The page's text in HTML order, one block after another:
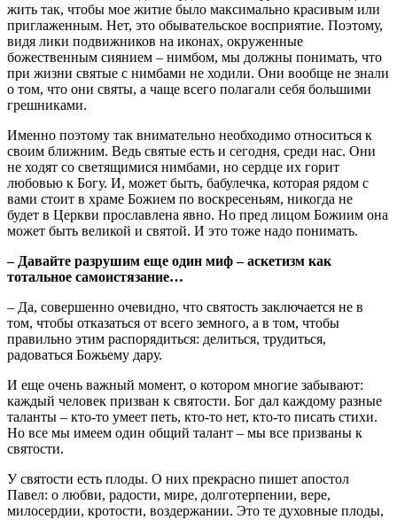
жить так, чтобы мое житие было максимально красивым или
приглаженным. Нет, это обывательское восприятие. Поэтому,
видя лики подвижников на иконах, окруженные
божественным сиянием – нимбом, мы должны понимать, что
при жизни святые с нимбами не ходили. Они вообще не знали
о том, что они святы, а чаще всего полагали себя большими
грешниками.
Именно поэтому так внимательно необходимо относиться к
своим ближним. Ведь святые есть и сегодня, среди нас. Они
не ходят со светящимися нимбами, но сердце их горит
любовью к Богу. И, может быть, бабулечка, которая рядом с
вами стоит в храме Божием по воскресеньям, никогда не
будет в Церкви прославлена явно. Но пред лицом Божиим она
может быть великой и святой. И это тоже надо понимать.
– Давайте разрушим еще один миф – аскетизм как
тотальное самоистязание…
– Да, совершенно очевидно, что святость заключается не в
том, чтобы отказаться от всего земного, а в том, чтобы
правильно этим распорядиться: делиться, трудиться,
радоваться Божьему дару.
И еще очень важный момент, о котором многие забывают:
каждый человек призван к святости. Бог дал каждому разные
таланты – кто-то умеет петь, кто-то нет, кто-то писать стихи.
Но все мы имеем один общий талант – мы все призваны к
святости.
У святости есть плоды. О них прекрасно пишет апостол
Павел: о любви, радости, мире, долготерпении, вере,
милосердии, кротости, воздержании. Это те духовные плоды,